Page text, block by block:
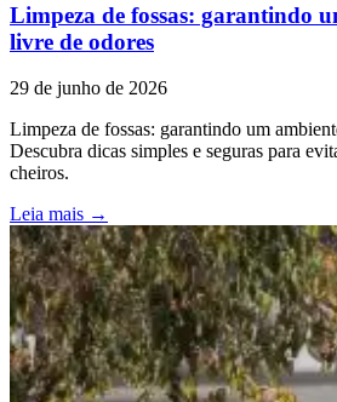
Limpeza de fossas: garantindo
livre de odores
29 de junho de 2026
Limpeza de fossas: garantindo um
Descubra dicas simples e seguras para
cheiros.
Leia mais →